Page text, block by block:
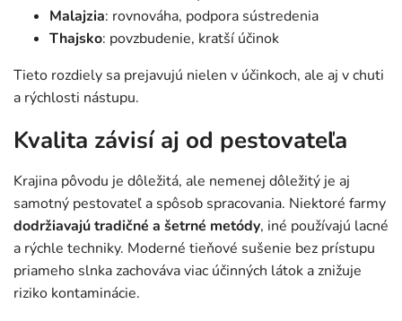
Malajzia: rovnováha, podpora sústredenia
Thajsko: povzbudenie, kratší účinok
Tieto rozdiely sa prejavujú nielen v účinkoch, ale aj v chuti
a rýchlosti nástupu.
Kvalita závisí aj od pestovateľa
Krajina pôvodu je dôležitá, ale nemenej dôležitý je aj
samotný pestovateľ a spôsob spracovania. Niektoré farmy
dodržiavajú tradičné a šetrné metódy, iné používajú lacné
a rýchle techniky. Moderné tieňové sušenie bez prístupu
priameho slnka zachováva viac účinných látok a znižuje
riziko kontaminácie.